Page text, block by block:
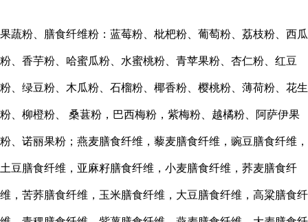
果蔬粉、膳食纤维粉：蓝莓粉、枇杷粉、葡萄粉、荔枝粉、西瓜
粉、香芋粉、哈蜜瓜粉、水蜜桃粉、青苹果粉、杏仁粉、红豆
粉、绿豆粉、木瓜粉、石榴粉、椰香粉、樱桃粉、薄荷粉、花生
粉、柳橙粉、 桑葚粉，巴西梅粉，紫梅粉、越橘粉、阿萨伊果
粉、诺丽果粉；燕麦膳食纤维，藜麦膳食纤维，豌豆膳食纤维，
土豆膳食纤维，亚麻籽膳食纤维，小麦膳食纤维，荞麦膳食纤
维，苦荞膳食纤维，玉米膳食纤维，大豆膳食纤维，高粱膳食纤